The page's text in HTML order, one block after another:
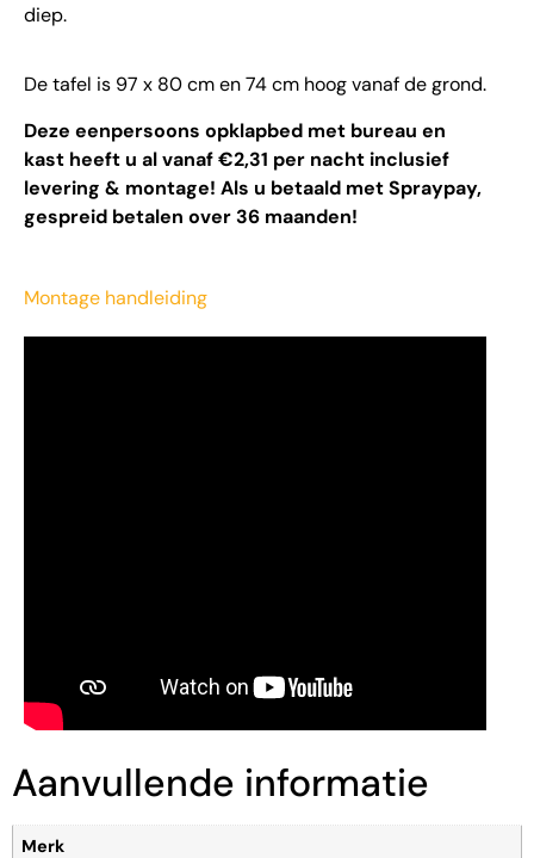
diep.
De tafel is 97 x 80 cm en 74 cm hoog vanaf de grond.
Deze eenpersoons opklapbed met bureau en
kast heeft u al vanaf €2,31 per nacht inclusief
levering & montage! Als u betaald met Spraypay,
gespreid betalen over 36 maanden!
Montage handleiding
Aanvullende informatie
Merk